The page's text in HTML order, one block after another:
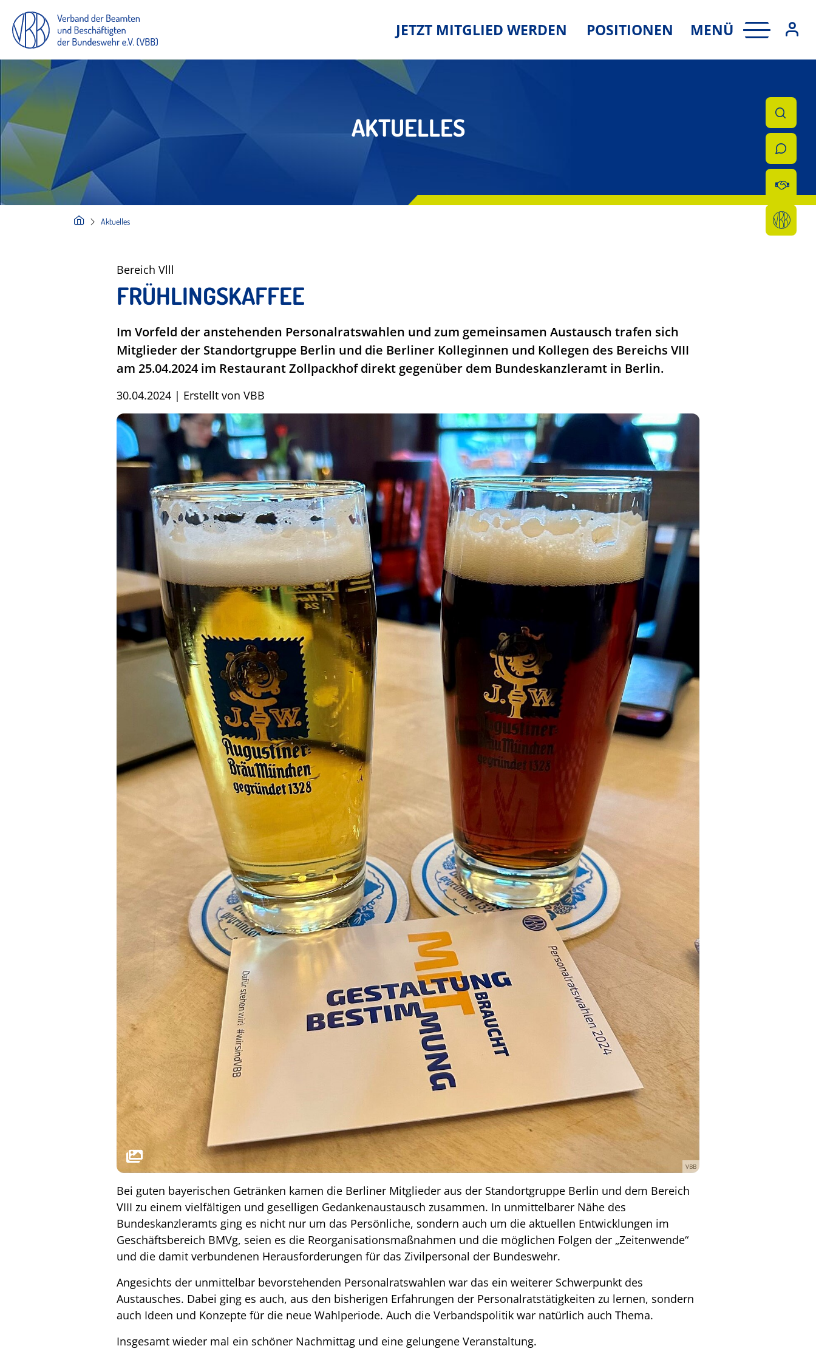
JETZT MITGLIED WERDEN POSITIONEN MENÜ
AKTUELLES
Aktuelles
Bereich Vlll
FRÜHLINGSKAFFEE
Im Vorfeld der anstehenden Personalratswahlen und zum gemeinsamen Austausch trafen sich
Mitglieder der Standortgruppe Berlin und die Berliner Kolleginnen und Kollegen des Bereichs VIII
am 25.04.2024 im Restaurant Zollpackhof direkt gegenüber dem Bundeskanzleramt in Berlin.
30.04.2024 | Erstellt von VBB
VBB
Bei guten bayerischen Getränken kamen die Berliner Mitglieder aus der Standortgruppe Berlin und dem Bereich
VIII zu einem vielfältigen und geselligen Gedankenaustausch zusammen. In unmittelbarer Nähe des
Bundeskanzleramts ging es nicht nur um das Persönliche, sondern auch um die aktuellen Entwicklungen im
Geschäftsbereich BMVg, seien es die Reorganisationsmaßnahmen und die möglichen Folgen der „Zeitenwende“
und die damit verbundenen Herausforderungen für das Zivilpersonal der Bundeswehr.
Angesichts der unmittelbar bevorstehenden Personalratswahlen war das ein weiterer Schwerpunkt des
Austausches. Dabei ging es auch, aus den bisherigen Erfahrungen der Personalratstätigkeiten zu lernen, sondern
auch Ideen und Konzepte für die neue Wahlperiode. Auch die Verbandspolitik war natürlich auch Thema.
Insgesamt wieder mal ein schöner Nachmittag und eine gelungene Veranstaltung.